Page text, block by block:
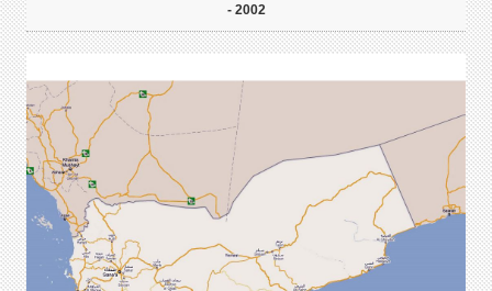
- 2002